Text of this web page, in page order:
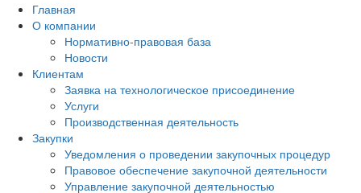
Главная
О компании
Нормативно-правовая база
Новости
Клиентам
Заявка на технологическое присоединение
Услуги
Производственная деятельность
Закупки
Уведомления о проведении закупочных процедур
Правовое обеспечение закупочной деятельности
Управление закупочной деятельностью